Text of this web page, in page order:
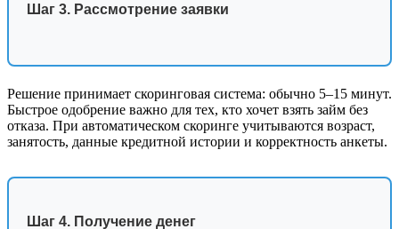
Шаг 3. Рассмотрение заявки
Решение принимает скоринговая система: обычно 5–15 минут.
Быстрое одобрение важно для тех, кто хочет взять займ без
отказа. При автоматическом скоринге учитываются возраст,
занятость, данные кредитной истории и корректность анкеты.
Шаг 4. Получение денег